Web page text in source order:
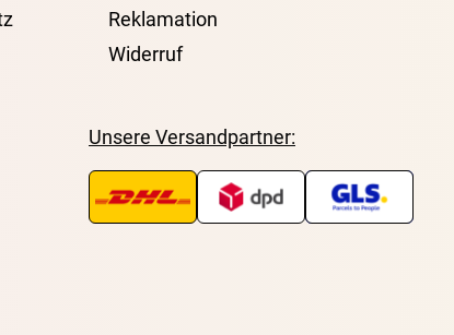
Reklamation
Widerruf
Unsere Versandpartner: